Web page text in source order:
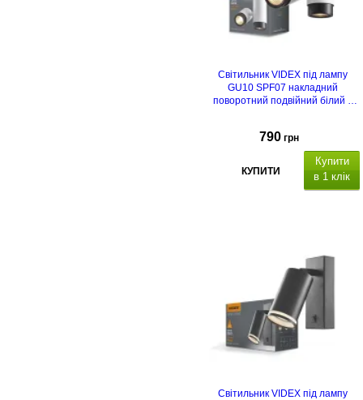
Світильник VIDEX під лампу
GU10 SPF07 накладний
поворотний подвійний білий +
790 грн
КУПИТИ
Купити
в 1 клік
Світильник VIDEX під лампу